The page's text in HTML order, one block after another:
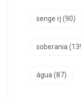
senge rj (90)
soberania
água (87)